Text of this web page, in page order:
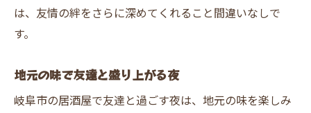
は、友情の絆をさらに深めてくれること間違いなしで
す。
地元の味で友達と盛り上がる夜
岐阜市の居酒屋で友達と過ごす夜は、地元の味を楽しみ